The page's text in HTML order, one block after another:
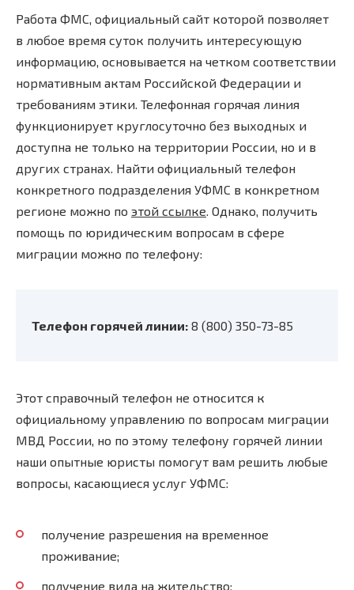
Работа ФМС, официальный сайт которой позволяет
в любое время суток получить интересующую
информацию, основывается на четком соответствии
нормативным актам Российской Федерации и
требованиям этики. Телефонная горячая линия
функционирует круглосуточно без выходных и
доступна не только на территории России, но и в
других странах. Найти официальный телефон
конкретного подразделения УФМС в конкретном
регионе можно по этой ссылке. Однако, получить
помощь по юридическим вопросам в сфере
миграции можно по телефону:
Телефон горячей линии: 8 (800) 350-73-85
Этот справочный телефон не относится к
официальному управлению по вопросам миграции
МВД России, но по этому телефону горячей линии
наши опытные юристы помогут вам решить любые
вопросы, касающиеся услуг УФМС:
получение разрешения на временное
проживание;
получение вида на жительство;